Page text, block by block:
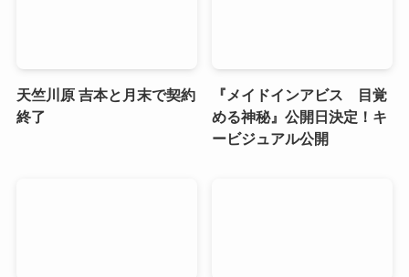
天竺川原 吉本と月末で契約
終了
『メイドインアビス 目覚
める神秘』公開日決定！キ
ービジュアル公開